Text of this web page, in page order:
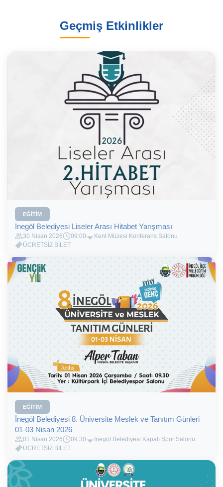
Geçmiş Etkinlikler
EĞITIM
İnegöl Belediyesi Liseler Arası Hitabet Yarışması
30 Nisan 2026 09:00
Kent Müzesi Konferans Salonu
ÜCRETSİZ BİLET
EĞITIM
İnegöl Belediyesi 8. Üniversite Meslek ve Tanıtım Günleri
01-03 Nisan 2026
01 Nisan 2026 09:30
İnegöl Belediyesi Kapalı Spor Salonu
ÜCRETSİZ BİLET